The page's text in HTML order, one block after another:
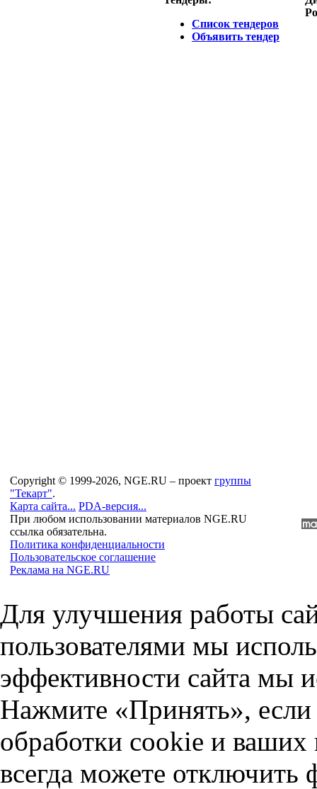
Список тендеров
Объявить тендер
Copyright © 1999-2026, NGE.RU – проект группы
"Текарт".
Карта сайта... PDA-версия...
При любом использовании материалов NGE.RU
ссылка обязательна.
Политика конфиденциальности
Пользовательское соглашение
Реклама на NGE.RU
Для улучшения работы
пользователями мы
эффективности сайта мы
Нажмите «Принять», если
обработки cookie и
всегда можете отключить